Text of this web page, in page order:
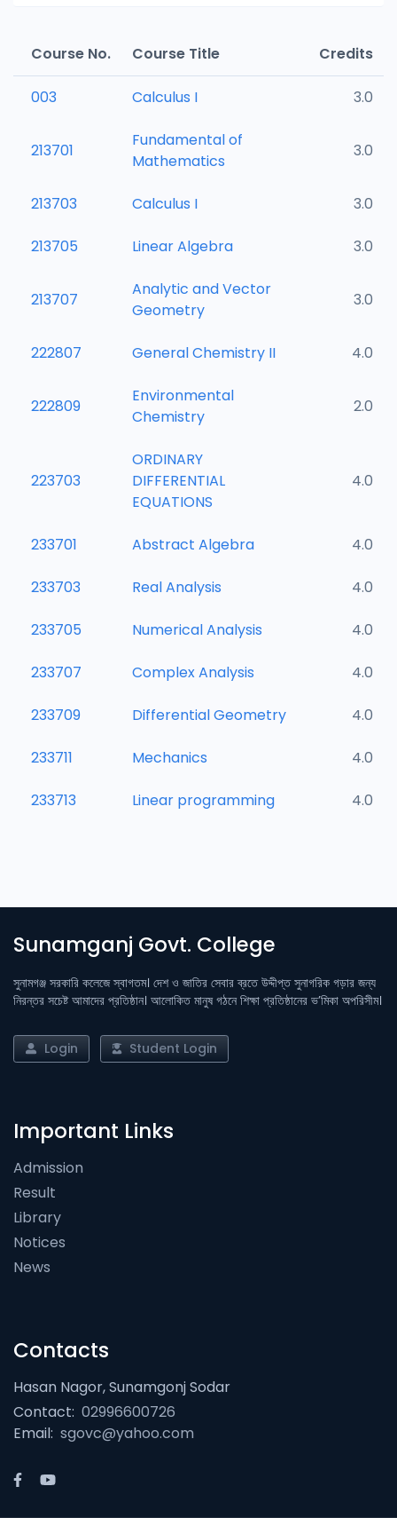
Course No. Course Title Credits
003 Calculus I 3.0
213701
Fundamental of
Mathematics
3.0
213703 Calculus I 3.0
213705 Linear Algebra 3.0
213707
Analytic and Vector
Geometry
3.0
222807 General Chemistry II 4.0
222809
Environmental
Chemistry
2.0
223703
ORDINARY
DIFFERENTIAL
EQUATIONS
4.0
233701 Abstract Algebra 4.0
233703 Real Analysis 4.0
233705 Numerical Analysis 4.0
233707 Complex Analysis 4.0
233709 Differential Geometry 4.0
233711 Mechanics 4.0
233713 Linear programming 4.0
Sunamganj Govt. College
সুনামগঞ্জ সরকারি কলেজে স্বাগতম। দেশ ও জাতির সেবার ব্রতে উদ্দীপ্ত সুনাগরিক গড়ার জন্য
নিরন্তর সচেষ্ট আমাদের প্রতিষ্ঠান। আলোকিত মানুষ গঠনে শিক্ষা প্রতিষ্ঠানের ভ’মিকা অপরিসীম।
Login Student Login
Important Links
Admission
Result
Library
Notices
News
Contacts
Hasan Nagor, Sunamgonj Sodar
Contact: 02996600726
Email: sgovc@yahoo.com